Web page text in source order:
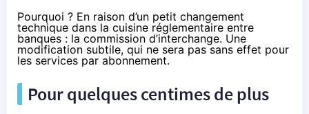
Pourquoi ? En raison d’un petit changement
technique dans la cuisine réglementaire entre
banques : la commission d’interchange. Une
modification subtile, qui ne sera pas sans effet pour
les services par abonnement.
Pour quelques centimes de plus